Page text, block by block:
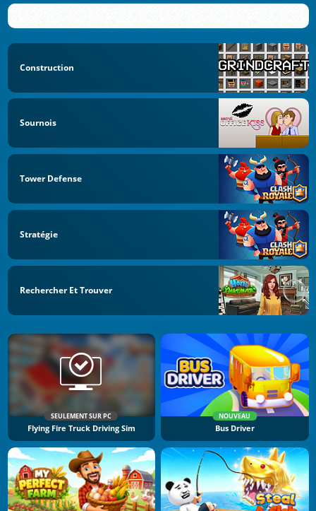
Construction
Sournois
Tower Defense
Stratégie
Rechercher Et Trouver
SEULEMENT SUR PC
Flying Fire Truck Driving Sim
NOUVEAU
Bus Driver